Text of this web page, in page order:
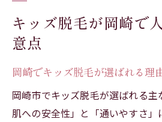
キッズ脱毛が岡崎で
意点
岡崎でキッズ脱毛が選ばれる理
岡崎市でキッズ脱毛が選ばれる
肌への安全性」と「通いやすさ」